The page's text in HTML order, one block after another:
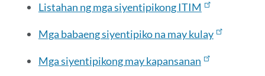
Listahan ng mga siyentipikong ITIM
Mga babaeng siyentipiko na may kulay
Mga siyentipikong may kapansanan